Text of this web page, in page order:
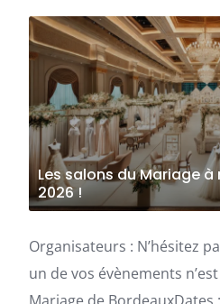
Les salons du Mariage
2026 !
Organisateurs : N’hésitez
un de vos évènements